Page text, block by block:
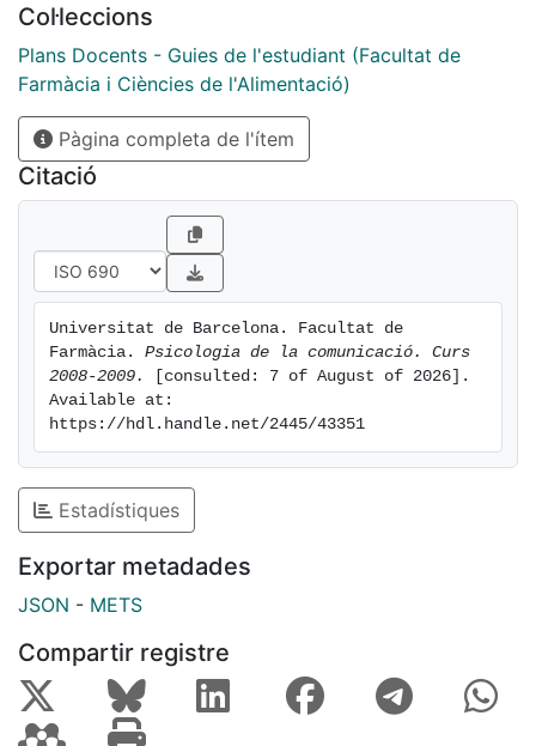
Col·leccions
Plans Docents - Guies de l'estudiant (Facultat de
Farmàcia i Ciències de l'Alimentació)
Pàgina completa de l'ítem
Citació
Universitat de Barcelona. Facultat de
Farmàcia. Psicologia de la comunicació. Curs
2008-2009.
[consulted: 7 of August of 2026].
Available at:
https://hdl.handle.net/2445/43351
Estadístiques
Exportar metadades
JSON - METS
Compartir registre